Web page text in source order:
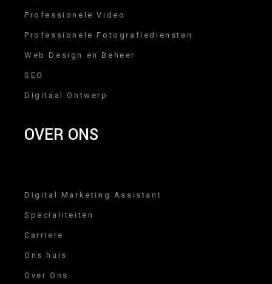
Professionele Video
Professionele Fotografiediensten
Web Design en Beheer
SEO
Digitaal Ontwerp
OVER ONS
Digital Marketing Assistant
Specialiteiten
Carriere
Ons huis
Over Ons